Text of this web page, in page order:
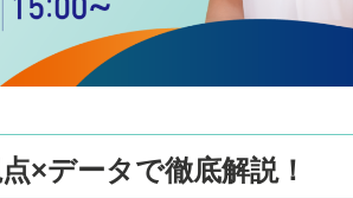
×データで徹底解説！